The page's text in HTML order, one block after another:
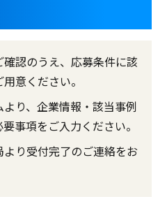
認のうえ、応募条件に該
意ください。
り、企業情報・該当事例
事項をご入力ください。
り受付完了のご連絡をお